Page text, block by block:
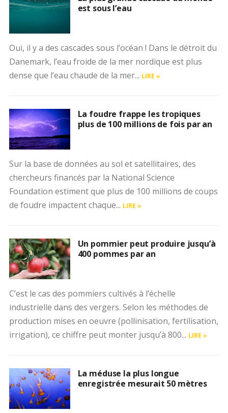
est sous l’eau
Oui, il y a des cascades sous l’océan ! Dans le détroit du
Danemark, l’eau froide de la mer nordique est plus
dense que l’eau chaude de la mer... LIRE »
La foudre frappe les tropiques
plus de 100 millions de fois par an
Sur la base de données au sol et satellitaires, des
chercheurs financés par la National Science
Foundation estiment que plus de 100 millions de coups
de foudre impactent chaque... LIRE »
Un pommier peut produire jusqu’à
400 pommes par an
C’est le cas des pommiers cultivés à l’échelle
industrielle dans des vergers. Selon les méthodes de
production mises en oeuvre (pollinisation, fertilisation,
irrigation), ce chiffre peut monter jusqu’à 800... LIRE »
La méduse la plus longue
enregistrée mesurait 50 mètres